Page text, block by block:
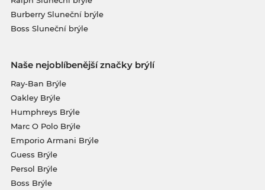
Burberry Sluneční brýle
Boss Sluneční brýle
Naše nejoblíbenější značky brýlí
Ray-Ban Brýle
Oakley Brýle
Humphreys Brýle
Marc O Polo Brýle
Emporio Armani Brýle
Guess Brýle
Persol Brýle
Boss Brýle